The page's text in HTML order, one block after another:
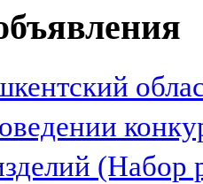
(Набор